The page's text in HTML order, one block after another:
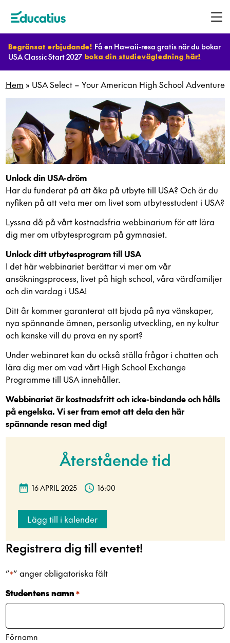
Begränsat erbjudande! Få en Hawaii-resa gratis när du bokar
USA Classic Start 2027 boka din studievägledning här!
Destinationer
Program
Planera
ditt
utbyte
värdfamilj
Hem » USA Select – Your American High School Adventure
Unlock din USA-dröm
Har du funderat på att åka på utbyte till USA? Och är du
nyfiken på att veta mer om livet som utbytesstudent i USA?
Lyssna då på vårt kostnadsfria webbinarium för att lära
dig mer om utbytesprogram på gymnasiet.
Unlock ditt utbytesprogram till USA
I det här webbinariet berättar vi mer om vår
ansökningsprocess, livet på high school, våra värdfamiljer
och din vardag i USA!
Ditt år kommer garanterat att bjuda på nya vänskaper,
nya spännande ämnen, personlig utveckling, en ny kultur
och kanske vill du prova en ny sport?
Under webinaret kan du också ställa frågor i chatten och
lära dig mer om vad vårt High School Exchange
Programme till USA innehåller.
Webbinariet är kostnadsfritt och icke-bindande och hålls
på engelska. Vi ser fram emot att dela den här
spännande resan med dig!
Återstående tid
16 APRIL 2025 16:00
Lägg till i kalender
Registrera dig till eventet!
”*” anger obligatoriska fält
Studentens namn *
Förnamn